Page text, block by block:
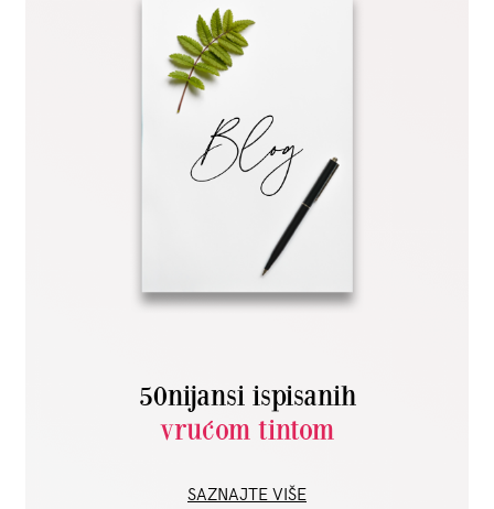
50nijansi ispisanih
vrućom tintom
SAZNAJTE VIŠE